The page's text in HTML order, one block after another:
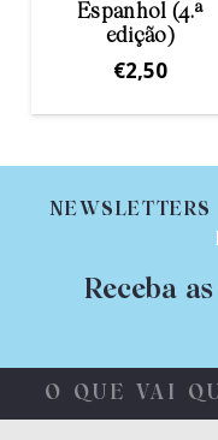
Espanhol (4.ª
edição)
2,50
NEWSLETTERS
Receba
O QUE VAI